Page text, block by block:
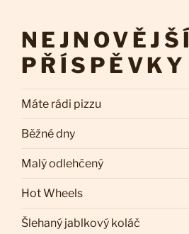
NEJNOVĚJŠÍ
PŘÍSPĚVKY
Máte rádi pizzu
Běžné dny
Malý odlehčený
Hot Wheels
Šlehaný jablkový koláč